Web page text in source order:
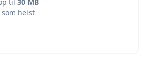
helst